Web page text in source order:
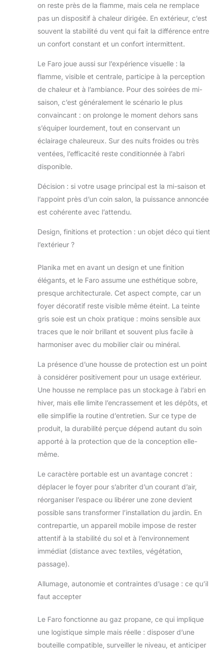
en acier
inoxydable est
très résistant et
grâce à la peinture
noire, il est
élégant !
on reste près de la flamme, mais cela ne remplace
pas un dispositif à chaleur dirigée. En extérieur, c’est
souvent la stabilité du vent qui fait la différence entre
un confort constant et un confort intermittent.
Le Faro joue aussi sur l’expérience visuelle : la
flamme, visible et centrale, participe à la perception
de chaleur et à l’ambiance. Pour des soirées de mi-
saison, c’est généralement le scénario le plus
convaincant : on prolonge le moment dehors sans
s’équiper lourdement, tout en conservant un
éclairage chaleureux. Sur des nuits froides ou très
ventées, l’efficacité reste conditionnée à l’abri
disponible.
Décision : si votre usage principal est la mi-saison et
l’appoint près d’un coin salon, la puissance annoncée
est cohérente avec l’attendu.
Design, finitions et protection : un objet déco qui tient
l’extérieur ?
Planika met en avant un design et une finition
élégants, et le Faro assume une esthétique sobre,
presque architecturale. Cet aspect compte, car un
foyer décoratif reste visible même éteint. La teinte
gris soie est un choix pratique : moins sensible aux
traces que le noir brillant et souvent plus facile à
harmoniser avec du mobilier clair ou minéral.
La présence d’une housse de protection est un point
à considérer positivement pour un usage extérieur.
Une housse ne remplace pas un stockage à l’abri en
hiver, mais elle limite l’encrassement et les dépôts, et
elle simplifie la routine d’entretien. Sur ce type de
produit, la durabilité perçue dépend autant du soin
apporté à la protection que de la conception elle-
même.
Le caractère portable est un avantage concret :
déplacer le foyer pour s’abriter d’un courant d’air,
réorganiser l’espace ou libérer une zone devient
possible sans transformer l’installation du jardin. En
contrepartie, un appareil mobile impose de rester
attentif à la stabilité du sol et à l’environnement
immédiat (distance avec textiles, végétation,
passage).
Allumage, autonomie et contraintes d’usage : ce qu’il
faut accepter
Le Faro fonctionne au gaz propane, ce qui implique
une logistique simple mais réelle : disposer d’une
bouteille compatible, surveiller le niveau, et anticiper